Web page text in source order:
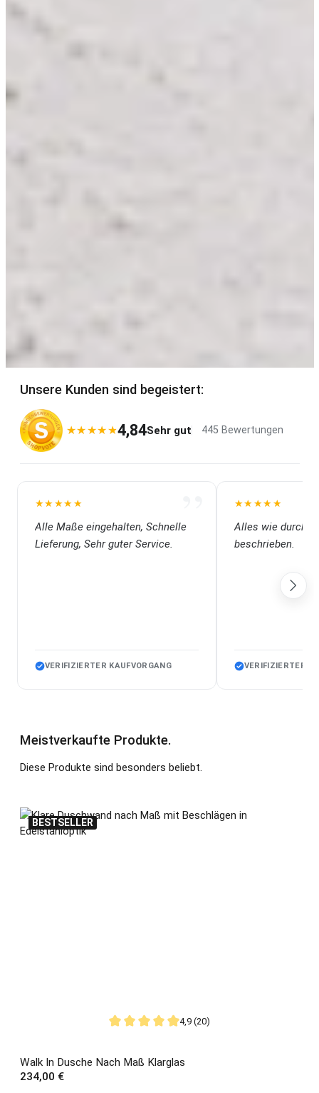
Unsere Kunden sind begeistert:
★★★★★
★★★★★4,84Sehr gut 445 Bewertungen
”
★★★★★
★★★★★
Alle Maße eingehalten, Schnelle
Lieferung, Sehr guter Service.
VERIFIZIERTER KAUFVORGANG
★★★★★
★★★★★
Alles wie durch
beschrieben.
VERIFIZIERTER
Meistverkaufte Produkte.
Diese Produkte sind besonders beliebt.
BESTSELLER
4,9 (20)
Walk In Dusche Nach Maß Klarglas
Regulärer Preis:
234,00 €